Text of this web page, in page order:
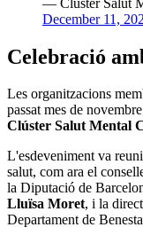
December 11,
Celebració
Les organitzacions
passat mes de
Clúster Salut Mental
L'esdeveniment va
salut, com ara el
la Diputació de
Lluïsa Moret, i la
Departament de